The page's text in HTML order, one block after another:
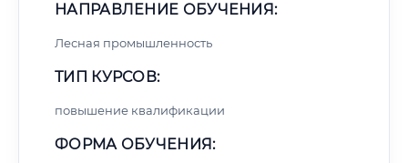
НАПРАВЛЕНИЕ ОБУЧЕНИЯ:
Лесная промышленность
ТИП КУРСОВ:
повышение квалификации
ФОРМА ОБУЧЕНИЯ: